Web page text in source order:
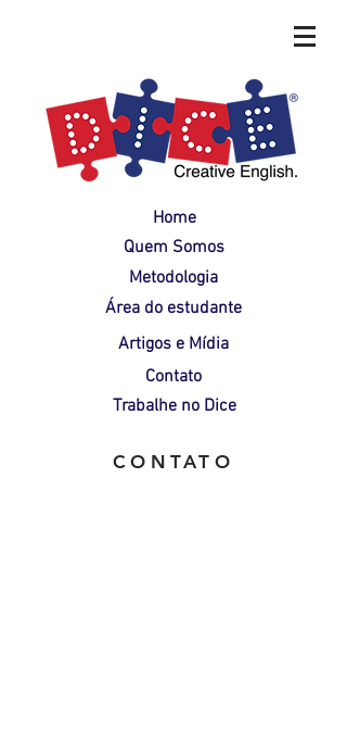
Home
Quem Somos
Metodologia
Área do estudante
Artigos e Mídia
Contato
Trabalhe no Dice
CONTATO